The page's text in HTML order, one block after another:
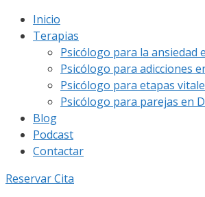
Inicio
Terapias
Psicólogo para la ansiedad
Psicólogo para adicciones
Psicólogo para etapas
Psicólogo para parejas en
Blog
Podcast
Contactar
Reservar Cita